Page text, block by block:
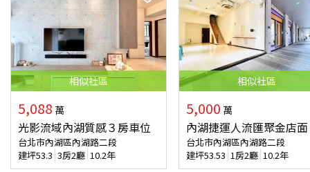
相似社區
5,088 萬
光影流域內湖質感３房車位
台北市內湖區內湖路二段
建坪53.3 3房2廳 10.2年
相似社區
5,000 萬
內湖捷運人流匯聚金店面
台北市內湖區內湖路二段
建坪53.53 1房2廳 10.2年